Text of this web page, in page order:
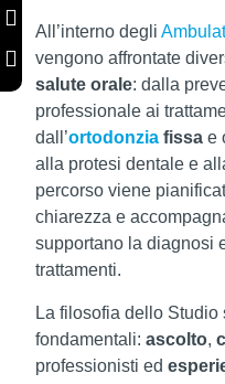
All’interno degli
vengono affrontate
salute orale: dalla
professionale ai
dall’ortodonzia fissa e
alla protesi dentale e
percorso viene
chiarezza e
supportano la diagnosi
trattamenti.
La filosofia dello
fondamentali: ascolto,
professionisti ed